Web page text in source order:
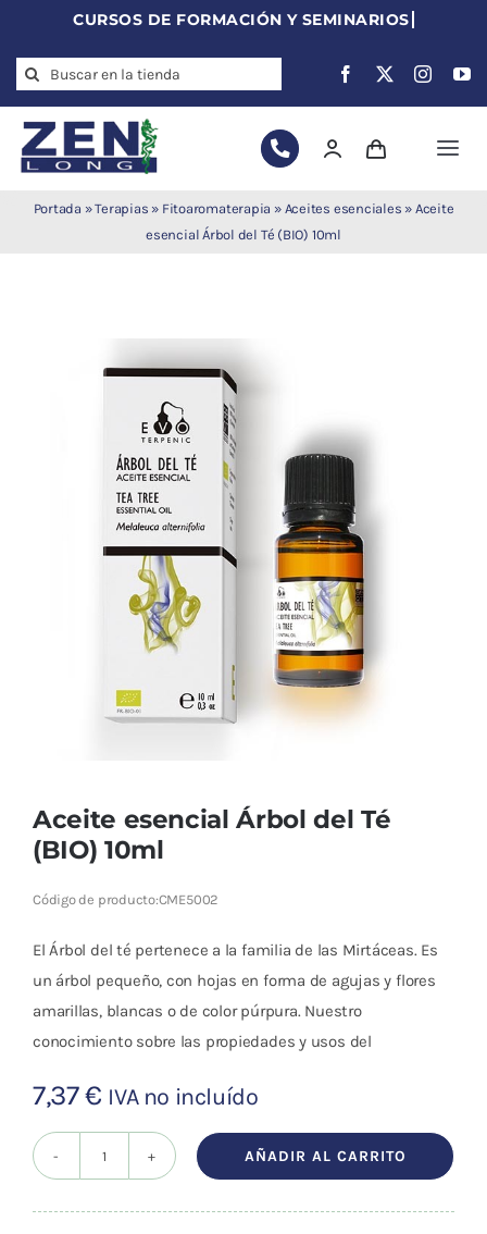
content
Search
for:
Auriculomedicina
Material de
enseñanza
Portada »Terapias » Fitoaromaterapia » Aceites esenciales » Aceite
esencial Árbol del Té (BIO) 10ml
Aceite esencial Árbol del Té
(BIO) 10ml
Código de producto:CME5002
El Árbol del té pertenece a la familia de las Mirtáceas. Es
un árbol pequeño, con hojas en forma de agujas y flores
amarillas, blancas o de color púrpura. Nuestro
conocimiento sobre las propiedades y usos del
7,37€ IVA no incluído
AÑADIR AL CARRITO